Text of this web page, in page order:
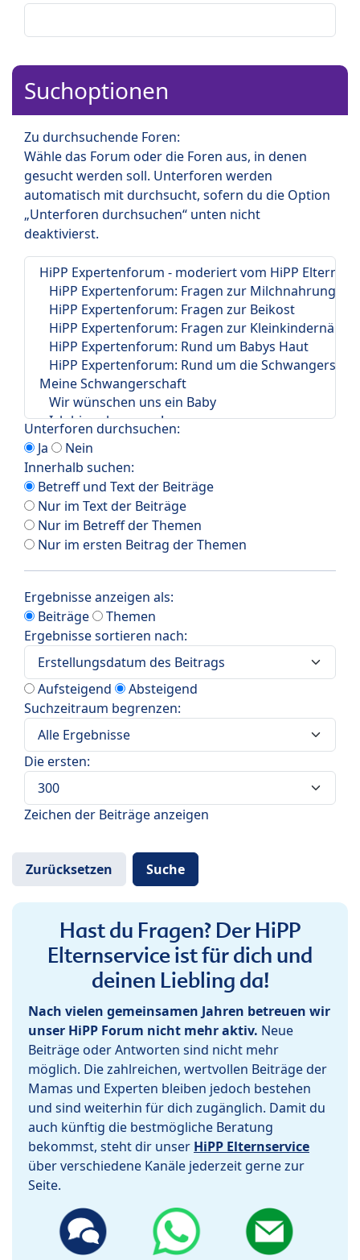
Suchoptionen
Zu durchsuchende Foren:
Wähle das Forum oder die Foren aus, in denen
gesucht werden soll. Unterforen werden
automatisch mit durchsucht, sofern du die Option
„Unterforen durchsuchen“ unten nicht
deaktivierst.
Unterforen durchsuchen:
Ja
Nein
Innerhalb suchen:
Betreff und Text der Beiträge
Nur im Text der Beiträge
Nur im Betreff der Themen
Nur im ersten Beitrag der Themen
Ergebnisse anzeigen als:
Beiträge
Themen
Ergebnisse sortieren nach:
Aufsteigend
Absteigend
Suchzeitraum begrenzen:
Die ersten:
Zeichen der Beiträge anzeigen
Hast du Fragen? Der HiPP
Elternservice ist für dich und
deinen Liebling da!
Nach vielen gemeinsamen Jahren betreuen wir
unser HiPP Forum nicht mehr aktiv. Neue
Beiträge oder Antworten sind nicht mehr
möglich. Die zahlreichen, wertvollen Beiträge der
Mamas und Experten bleiben jedoch bestehen
und sind weiterhin für dich zugänglich. Damit du
auch künftig die bestmögliche Beratung
bekommst, steht dir unser HiPP Elternservice
über verschiedene Kanäle jederzeit gerne zur
Seite.